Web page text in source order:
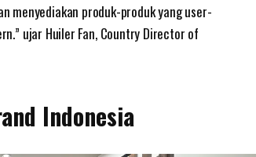
menyediakan produk-produk yang user-
ujar Huiler Fan, Country Director of
Indonesia